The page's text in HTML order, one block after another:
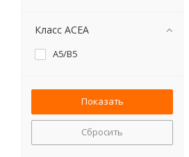
Класс ACEA
A5/B5
Сбросить